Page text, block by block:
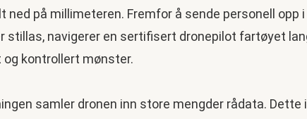
ned på millimeteren. Fremfor å sende personell opp
stillas, navigerer en sertifisert dronepilot fartøyet
og kontrollert mønster.
samler dronen inn store mengder rådata. Dette